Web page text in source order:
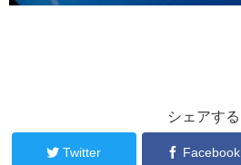
シェアする
Twitter Facebook